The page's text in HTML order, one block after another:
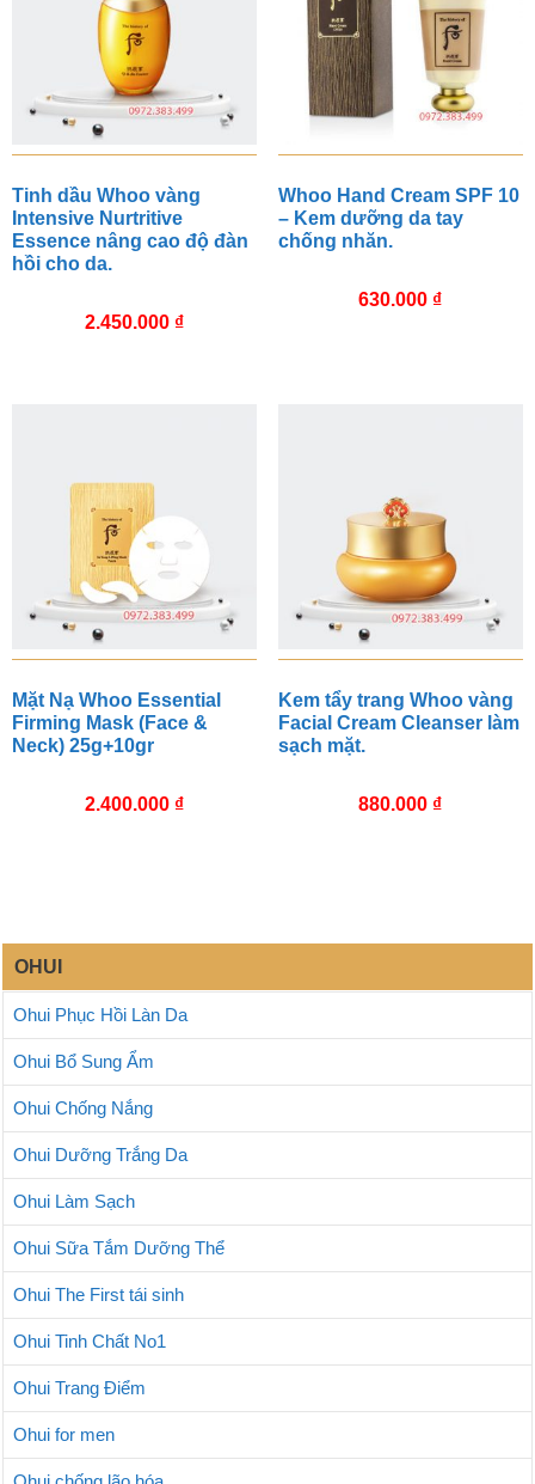
Tinh dầu Whoo vàng
Intensive Nurtritive
Essence nâng cao độ đàn
hồi cho da.
2.450.000 ₫
Whoo Hand Cream SPF 10
– Kem dưỡng da tay
chống nhăn.
630.000 ₫
Mặt Nạ Whoo Essential
Firming Mask (Face &
Neck) 25g+10gr
2.400.000 ₫
Kem tẩy trang Whoo vàng
Facial Cream Cleanser làm
sạch mặt.
880.000 ₫
OHUI
Ohui Phục Hồi Làn Da
Ohui Bổ Sung Ẩm
Ohui Chống Nắng
Ohui Dưỡng Trắng Da
Ohui Làm Sạch
Ohui Sữa Tắm Dưỡng Thể
Ohui The First tái sinh
Ohui Tinh Chất No1
Ohui Trang Điểm
Ohui for men